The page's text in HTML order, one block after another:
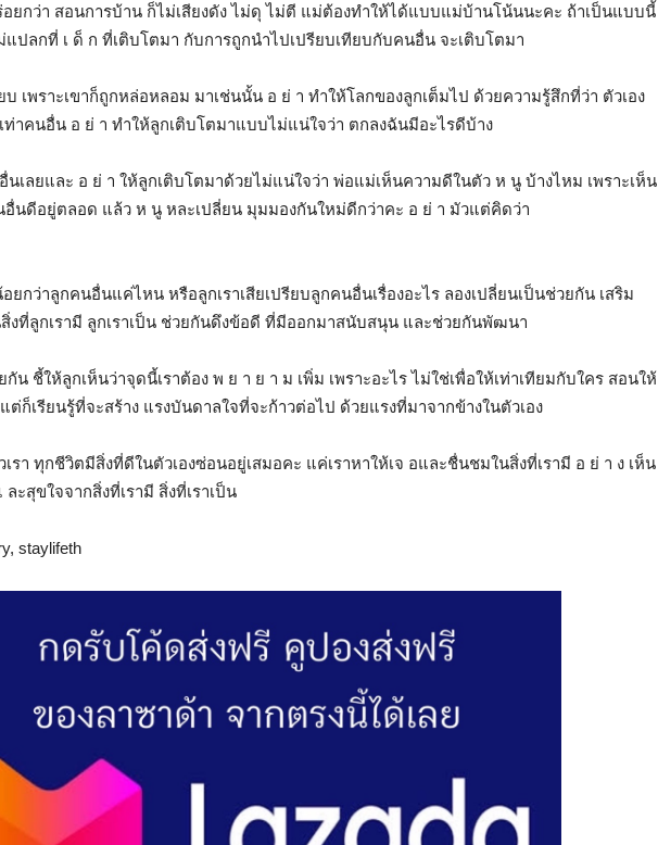
ยกว่า สอนการบ้าน ก็ไม่เสียงดัง ไม่ดุ ไม่ตี แม่ต้องทำให้ได้แบบแม่บ้านโน้นนะคะ ถ้าเป็นแบบนี้
แปลกที่ เ ด็ ก ที่เติบโตมา กับการถูกนำไปเปรียบเทียบกับคนอื่น จะเติบโตมา
บ เพราะเขาก็ถูกหล่อหลอม มาเช่นนั้น อ ย่ า ทำให้โลกของลูกเต็มไป ด้วยความรู้สึกที่ว่า ตัวเอง
ท่าคนอื่น อ ย่ า ทำให้ลูกเติบโตมาแบบไม่แน่ใจว่า ตกลงฉันมีอะไรดีบ้าง
นเลยและ อ ย่ า ให้ลูกเติบโตมาด้วยไม่แน่ใจว่า พ่อแม่เห็นความดีในตัว ห นู บ้างไหม เพราะเห็น
นดีอยู่ตลอด แล้ว ห นู หละเปลี่ยน มุมมองกันใหม่ดีกว่าคะ อ ย่ า มัวแต่คิดว่า
ยกว่าลูกคนอื่นแค่ไหน หรือลูกเราเสียเปรียบลูกคนอื่นเรื่องอะไร ลองเปลี่ยนเป็นช่วยกัน เสริม
งที่ลูกเรามี ลูกเราเป็น ช่วยกันดึงข้อดี ที่มีออกมาสนับสนุน และช่วยกันพัฒนา
น ชี้ให้ลูกเห็นว่าจุดนี้เราต้อง พ ย า ย า ม เพิ่ม เพราะอะไร ไม่ใช่เพื่อให้เท่าเทียมกับใคร สอนให้
ต่ก็เรียนรู้ที่จะสร้าง แรงบันดาลใจที่จะก้าวต่อไป ด้วยแรงที่มาจากข้างในตัวเอง
รา ทุกชีวิตมีสิ่งที่ดีในตัวเองซ่อนอยู่เสมอคะ แค่เราหาให้เจ อและชื่นชมในสิ่งที่เรามี อ ย่ า ง เห็น
ะสุขใจจากสิ่งที่เรามี สิ่งที่เราเป็น
staylifeth